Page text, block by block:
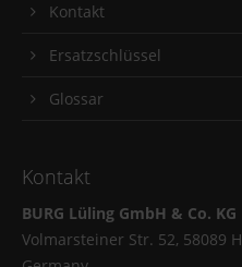
Kontakt
Ersatzschlüssel
Glossar
Kontakt
BURG Lüling GmbH & Co. KG
Volmarsteiner Str. 52, 58089